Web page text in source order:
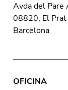
Avda del Pare
08820, El
Barcelona
OFICINA